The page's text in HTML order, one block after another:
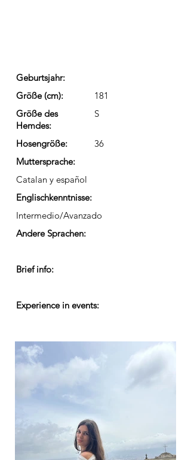
Geburtsjahr:
Größe (cm):
181
Größe des
Hemdes:
S
Hosengröße:
36
Muttersprache:
Catalan y español
Englischkenntnisse:
Intermedio/Avanzado
Andere Sprachen:
Brief info:
Experience in events: